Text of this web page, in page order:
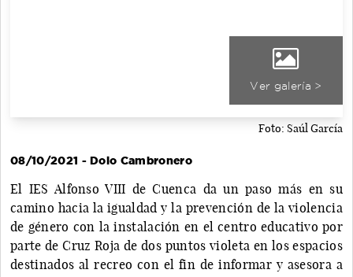
Ver galería >
Foto: Saúl García
08/10/2021 - Dolo Cambronero
El IES Alfonso VIII de Cuenca da un paso más en su
camino hacia la igualdad y la prevención de la violencia
de género con la instalación en el centro educativo por
parte de Cruz Roja de dos puntos violeta en los espacios
destinados al recreo con el fin de informar y asesora a